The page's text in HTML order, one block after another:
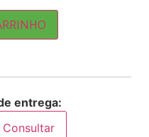
entrega:
Consultar